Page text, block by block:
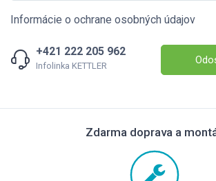
Informácie o ochrane osobných údajov
+421 222 205 962
Infolinka KETTLER
Zdarma doprava a